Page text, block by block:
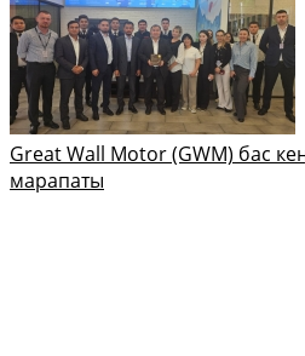
Great Wall Motor (GWM) бас
марапаты